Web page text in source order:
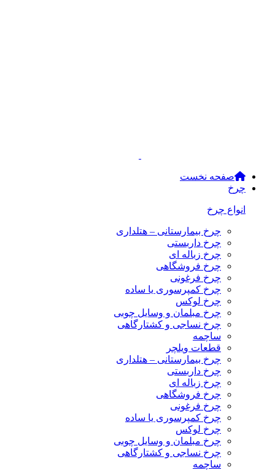
صفحه نخست
چرخ
انواع چرخ
چرخ بیمارستانی – هتلداری
چرخ داربستی
چرخ زباله ای
چرخ فروشگاهی
چرخ فرغونی
چرخ کمپرسوری یا ساده
چرخ لوکس
چرخ مبلمان و وسایل چوبی
چرخ نساجی و کشتارگاهی
ساچمه
قطعات ویلچر
چرخ بیمارستانی – هتلداری
چرخ داربستی
چرخ زباله ای
چرخ فروشگاهی
چرخ فرغونی
چرخ کمپرسوری یا ساده
چرخ لوکس
چرخ مبلمان و وسایل چوبی
چرخ نساجی و کشتارگاهی
ساچمه